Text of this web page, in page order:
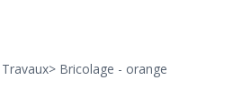
> Bricolage - orange